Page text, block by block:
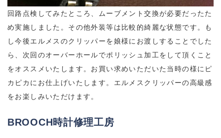
回路点検してみたところ、ムーブメント交換が必要だったた
め実施しました。その他外装等は比較的綺麗な状態です。も
し今後エルメスのクリッパーを娘様にお渡しすることでした
ら、次回のオーバーホールでポリッシュ加工をして頂くこと
をオススメいたします。お買い求めいただいた当時の様にピ
カピカにお仕上げいたします。エルメスクリッパーの高級感
をお楽しみいただけます。
BROOCH時計修理工房